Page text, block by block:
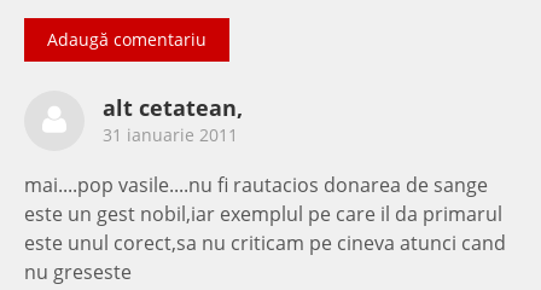
Adaugă comentariu
alt cetatean,
31 ianuarie 2011
mai....pop vasile....nu fi rautacios donarea de sange
este un gest nobil,iar exemplul pe care il da primarul
este unul corect,sa nu criticam pe cineva atunci cand
nu greseste